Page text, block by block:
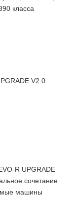
класса
V2.0
R UPGRADE
сочетание
машины